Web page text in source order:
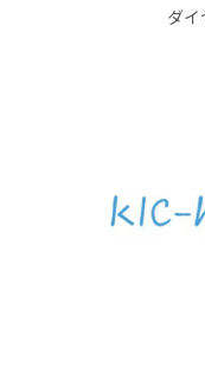
ダ